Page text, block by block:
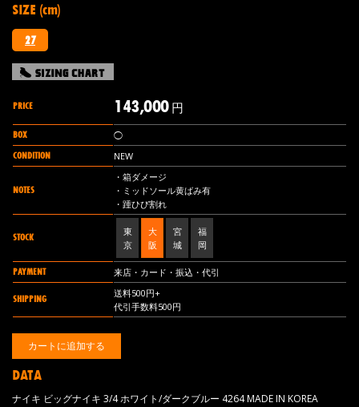
SIZE (cm)
27
PRICE 143,000円
BOX ◯
CONDITION NEW
NOTES
・箱ダメージ
・ミッドソール黄ばみ有
・踵ひび割れ
STOCK
東
京
大
阪
宮
城
福
岡
PAYMENT 来店・カード・振込・代引
SHIPPING
送料500円+
代引手数料500円
DATA
ナイキ ビッグナイキ 3/4 ホワイト/ダークブルー 4264 MADE IN KOREA